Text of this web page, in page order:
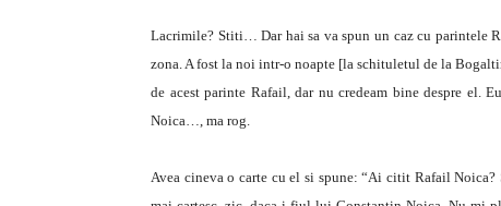
Lacrimile? Stiti… Dar hai sa va spun un caz cu parintele
zona. A fost la noi intr-o noapte [la schituletul de la
de acest parinte Rafail, dar nu credeam bine despre
Noica…, ma rog.
Avea cineva o carte cu el si spune: “Ai citit Rafail